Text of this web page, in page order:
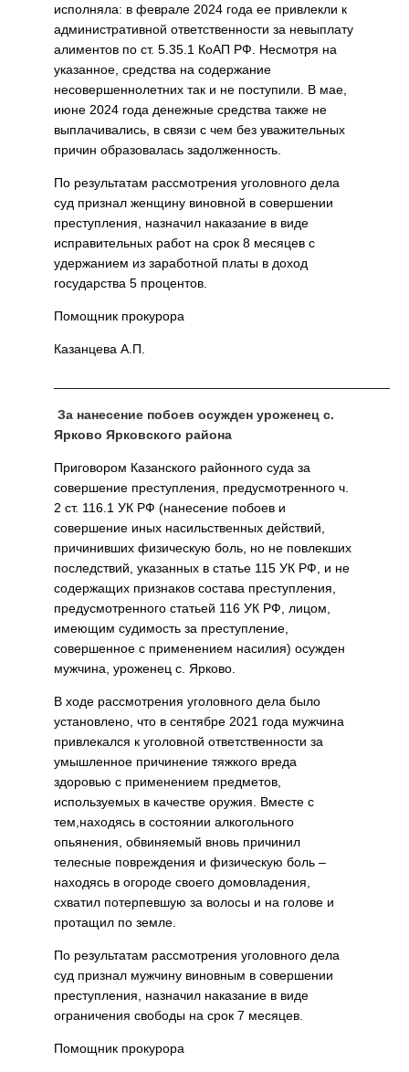
исполняла: в феврале 2024 года ее привлекли к
административной ответственности за невыплату
алиментов по ст. 5.35.1 КоАП РФ. Несмотря на
указанное, средства на содержание
несовершеннолетних так и не поступили. В мае,
июне 2024 года денежные средства также не
выплачивались, в связи с чем без уважительных
причин образовалась задолженность.
По результатам рассмотрения уголовного дела
суд признал женщину виновной в совершении
преступления, назначил наказание в виде
исправительных работ на срок 8 месяцев с
удержанием из заработной платы в доход
государства 5 процентов.
Помощник прокурора
Казанцева А.П.
За нанесение побоев осужден уроженец с.
Ярково Ярковского района
Приговором Казанского районного суда за
совершение преступления, предусмотренного ч.
2 ст. 116.1 УК РФ (нанесение побоев и
совершение иных насильственных действий,
причинивших физическую боль, но не повлекших
последствий, указанных в статье 115 УК РФ, и не
содержащих признаков состава преступления,
предусмотренного статьей 116 УК РФ, лицом,
имеющим судимость за преступление,
совершенное с применением насилия) осужден
мужчина, уроженец с. Ярково.
В ходе рассмотрения уголовного дела было
установлено, что в сентябре 2021 года мужчина
привлекался к уголовной ответственности за
умышленное причинение тяжкого вреда
здоровью с применением предметов,
используемых в качестве оружия. Вместе с
тем,находясь в состоянии алкогольного
опьянения, обвиняемый вновь причинил
телесные повреждения и физическую боль –
находясь в огороде своего домовладения,
схватил потерпевшую за волосы и на голове и
протащил по земле.
По результатам рассмотрения уголовного дела
суд признал мужчину виновным в совершении
преступления, назначил наказание в виде
ограничения свободы на срок 7 месяцев.
Помощник прокурора